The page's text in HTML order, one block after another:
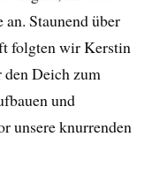
Staunend über
folgten wir Kerstin
den Deich zum
und
unsere knurrenden